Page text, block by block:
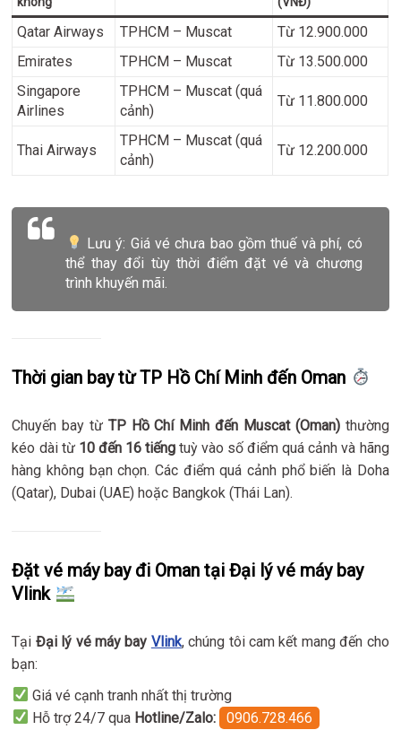
Qatar Airways TPHCM – Muscat
Từ 12.900.000
Emirates
TPHCM – Muscat
Từ 13.500.000
Singapore
Airlines
TPHCM – Muscat (quá
cảnh)
Từ 11.800.000
Thai Airways
TPHCM – Muscat (quá
cảnh)
Từ 12.200.000
Lưu ý: Giá vé chưa bao gồm thuế và phí, có
thể thay đổi tùy thời điểm đặt vé và chương
trình khuyến mãi.
Thời gian bay từ TP Hồ Chí Minh đến Oman
Chuyến bay từ TP Hồ Chí Minh đến Muscat (Oman)thường
kéo dài từ 10 đến 16 tiếngtuỳ vào số điểm quá cảnh và hãng
hàng không bạn chọn. Các điểm quá cảnh phổ biến là Doha
(Qatar), Dubai (UAE) hoặc Bangkok (Thái Lan).
Đặt vé máy bay đi Oman tại Đại lý vé máy bay
Vlink
Tại Đại lý vé máy bay Vlink, chúng tôi cam kết mang đến cho
bạn:
Giá vé cạnh tranh nhất thị trường
Hỗ trợ 24/7 qua Hotline/Zalo: 0906.728.466